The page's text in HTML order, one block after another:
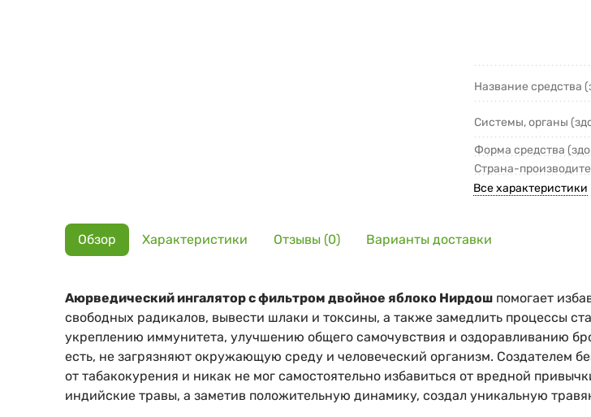
Название средства
Системы, органы
Форма средства
Страна-
Все характеристики
Обзор Характеристики Отзывы (0) Варианты доставки
Аюрведический ингалятор с фильтром двойное яблоко Нирдош помогает
свободных радикалов, вывести шлаки и токсины, а также замедлить процессы
укреплению иммунитета, улучшению общего самочувствия и оздоравливанию
есть, не загрязняют окружающую среду и человеческий организм. Создателем
от табакокурения и никак не мог самостоятельно избавиться от вредной
индийские травы, а заметив положительную динамику, создал уникальную